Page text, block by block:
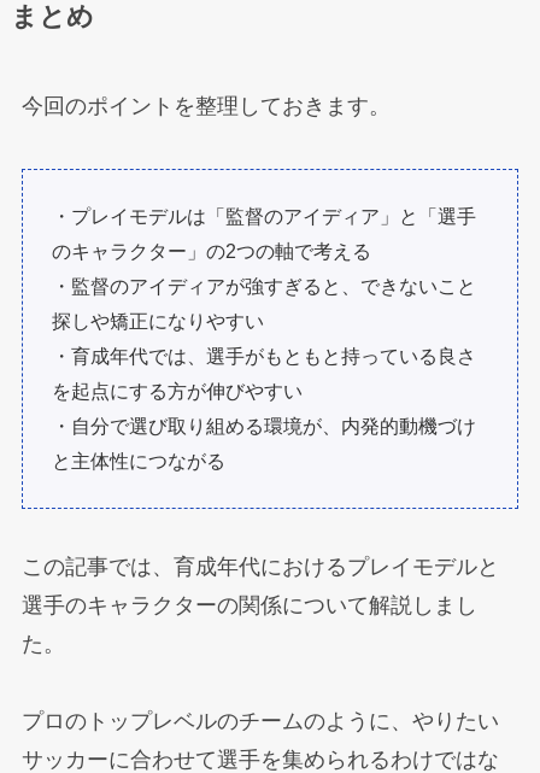
まとめ
今回のポイントを整理しておきます。
・プレイモデルは「監督のアイディア」と「選手
のキャラクター」の2つの軸で考える
・監督のアイディアが強すぎると、できないこと
探しや矯正になりやすい
・育成年代では、選手がもともと持っている良さ
を起点にする方が伸びやすい
・自分で選び取り組める環境が、内発的動機づけ
と主体性につながる
この記事では、育成年代におけるプレイモデルと
選手のキャラクターの関係について解説しまし
た。
プロのトップレベルのチームのように、やりたい
サッカーに合わせて選手を集められるわけではな